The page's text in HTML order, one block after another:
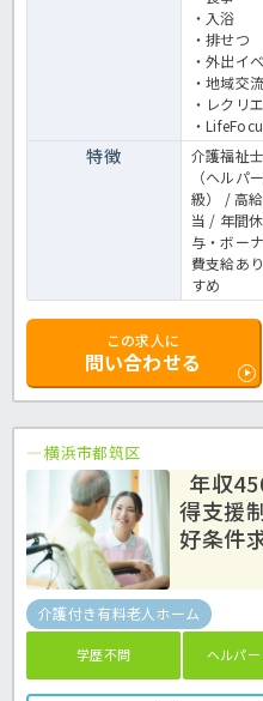
・入浴
・排せつ
・外出イ
・地域交
・レクリ
・
特徴
介護福祉
（ヘルパ
級） / 高
当 / 年間
与・ボー
費支給あ
すめ
この求人に
問い合わせる
横浜市都筑区
年収
得支援
好条件
介護付き有料老人ホーム
学歴不問 ヘルパ